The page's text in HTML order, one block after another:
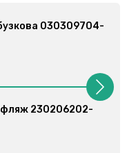
030309704-
230206202-